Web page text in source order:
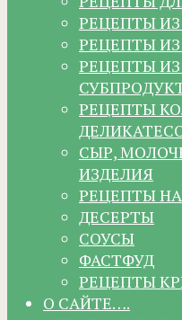
РЕЦЕПТЫ
РЕЦЕПТЫ
РЕЦЕПТЫ
РЕЦЕПТЫ
СЫР,
ИЗДЕЛИЯ
РЕЦЕПТЫ
ДЕСЕРТЫ
СОУСЫ
ФАСТФУД
РЕЦЕПТЫ
О САЙТЕ….